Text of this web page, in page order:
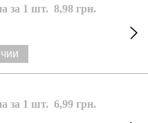
за 1 шт. 8,98 грн.
за 1 шт. 6,99 грн.